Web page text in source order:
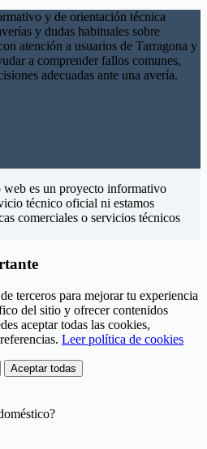
y de orientación técnica
y dudas habituales sobre
atención a usuarios de Tarragona y
a comprender fallos comunes,
adecuadas ante una avería.
es un proyecto informativo
técnico oficial ni estamos
comerciales o servicios técnicos
terceros para mejorar tu experiencia
del sitio y ofrecer contenidos
aceptar todas las cookies,
Leer política de cookies
Aceptar todas